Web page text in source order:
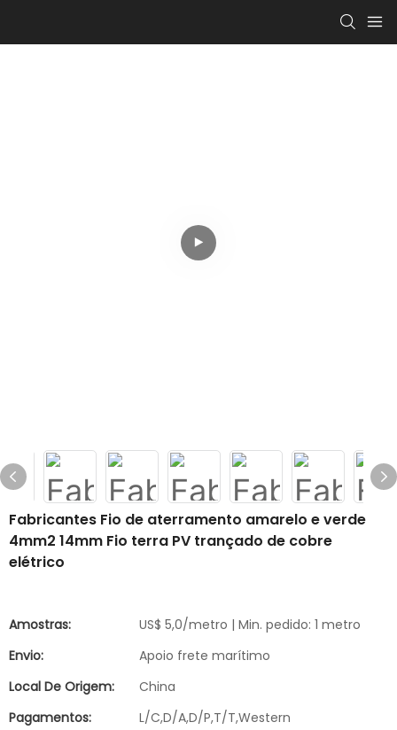
Fabricantes Fio de aterramento amarelo e verde
4mm2 14mm Fio terra PV trançado de cobre
elétrico
Amostras:
US$ 5,0/metro | Min. pedido: 1 metro
Envio:
Apoio frete marítimo
Local De Origem:
China
Pagamentos:
L/C,D/A,D/P,T/T,Western